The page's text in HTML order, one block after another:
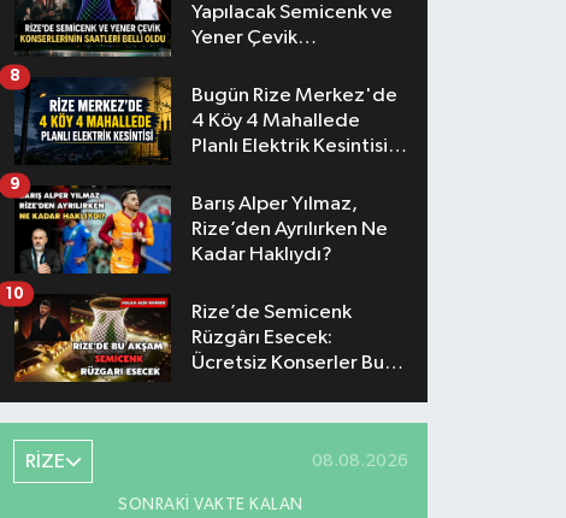
Yapılacak Semicenk ve
Yener Çevik
Belli Oldu
Bugün Rize Merkez'de
4 Köy 4 Mahallede
Planlı Elektrik Kesintisi
8
Barış Alper Yılmaz,
Rize’den Ayrılırken Ne
Kadar Haklıydı?
9
Rize’de Semicenk
Rüzgârı Esecek:
Ücretsiz Konserler Bu
10
RİZE 08.08.2026
SONRAKI VAKTE KALAN